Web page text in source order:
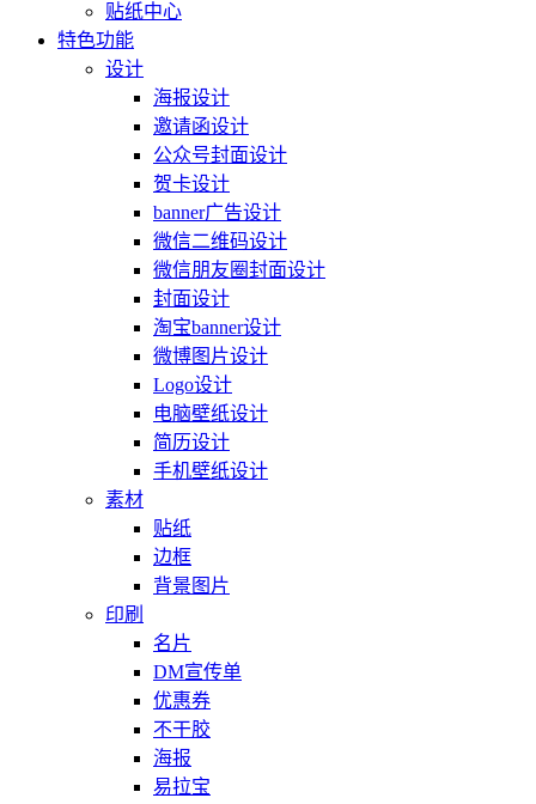
贴纸中心
特色功能
设计
海报设计
邀请函设计
公众号封面设计
贺卡设计
banner广告设计
微信二维码设计
微信朋友圈封面设计
封面设计
淘宝banner设计
微博图片设计
Logo设计
电脑壁纸设计
简历设计
手机壁纸设计
素材
贴纸
边框
背景图片
印刷
名片
DM宣传单
优惠券
不干胶
海报
易拉宝